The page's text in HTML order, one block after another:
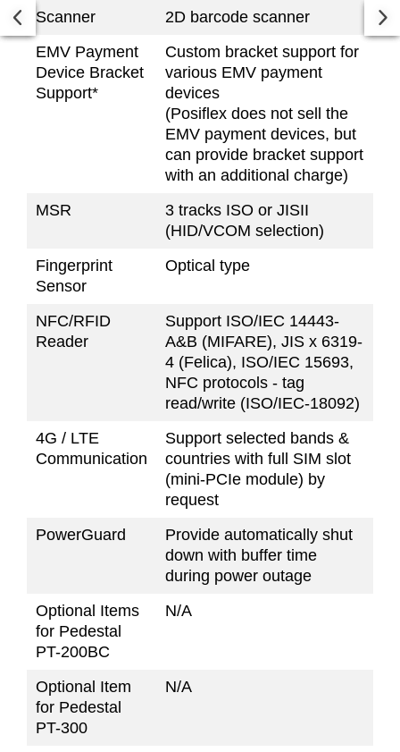
Scanner
2D barcode scanner
EMV Payment
Device Bracket
Support*
Custom bracket support for
various EMV payment
devices
(Posiflex does not sell the
EMV payment devices, but
can provide bracket support
with an additional charge)
MSR
3 tracks ISO or JISII
(HID/VCOM selection)
Fingerprint
Sensor
Optical type
NFC/RFID
Reader
Support ISO/IEC 14443-
A&B (MIFARE), JIS x 6319-
4 (Felica), ISO/IEC 15693,
NFC protocols - tag
read/write (ISO/IEC-18092)
4G / LTE
Communication
Support selected bands &
countries with full SIM slot
(mini-PCIe module) by
request
PowerGuard
Provide automatically shut
down with buffer time
during power outage
Optional Items
for Pedestal
PT-200BC
N/A
Optional Item
for Pedestal
PT-300
N/A